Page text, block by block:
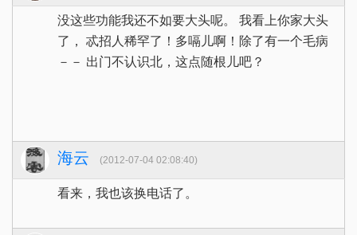
没这些功能我还不如要大头呢。 我看上你家大头
了， 忒招人稀罕了！多嗝儿啊！除了有一个毛病
－－ 出门不认识北，这点随根儿吧？
海云 (2012-07-04 02:08:40)
看来，我也该换电话了。